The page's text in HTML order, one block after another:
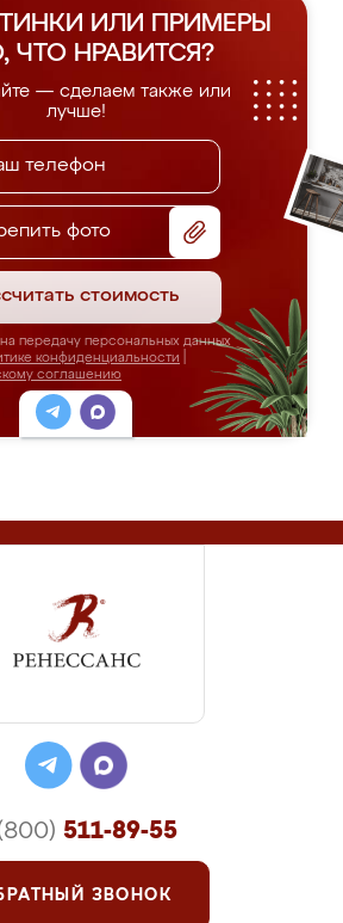
ИЛИ ПРИМЕРЫ
ЧТО НРАВИТСЯ?
— сделаем также или
лучше!
фото
стоимость
передачу персональных данных
конфиденциальности
соглашению
511-89-55
ЗВОНОК